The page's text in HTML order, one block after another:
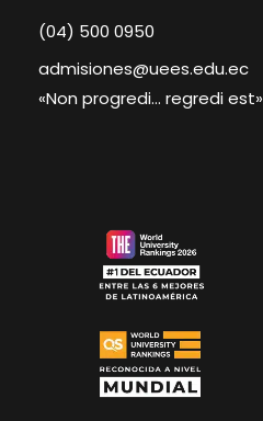
(04) 500 0950
admisiones@uees.edu.ec
«Non progredi… regredi est»